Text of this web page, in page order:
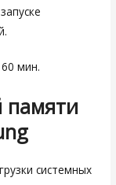
мин.
памяти
системных